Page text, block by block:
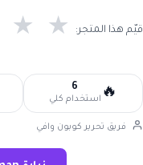
قيّم هذا المتجر: ★ ★
🔥
6
استخدام كلي
فريق تحرير كوبون وافي